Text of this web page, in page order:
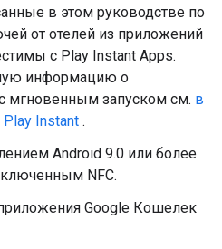
в этом руководстве по
от отелей из приложений
с Play Instant Apps.
информацию о
мгновенным запуском см. в
Play Instant .
Android 9.0 или более
NFC.
Google Кошелек